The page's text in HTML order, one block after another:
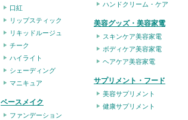
口紅
リップスティック
リキッドルージュ
チーク
ハイライト
シェーディング
マニキュア
ベースメイク
ファンデーション
ハンドクリーム・ケア
美容グッズ・美容家電
スキンケア美容家電
ボディケア美容家電
ヘアケア美容家電
サプリメント・フード
美容サプリメント
健康サプリメント